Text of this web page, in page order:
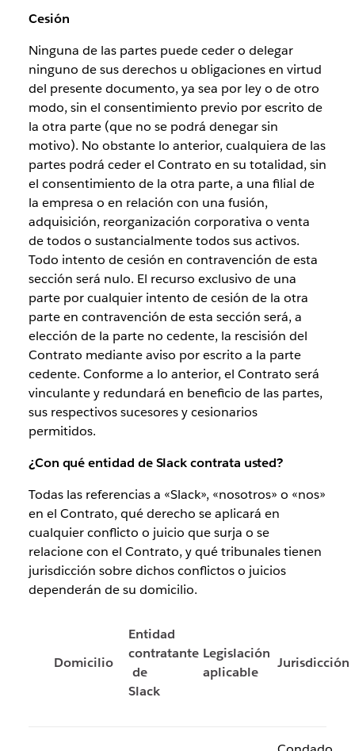
Cesión
Ninguna de las partes puede ceder o delegar
ninguno de sus derechos u obligaciones en virtud
del presente documento, ya sea por ley o de otro
modo, sin el consentimiento previo por escrito de
la otra parte (que no se podrá denegar sin
motivo). No obstante lo anterior, cualquiera de las
partes podrá ceder el Contrato en su totalidad, sin
el consentimiento de la otra parte, a una filial de
la empresa o en relación con una fusión,
adquisición, reorganización corporativa o venta
de todos o sustancialmente todos sus activos.
Todo intento de cesión en contravención de esta
sección será nulo. El recurso exclusivo de una
parte por cualquier intento de cesión de la otra
parte en contravención de esta sección será, a
elección de la parte no cedente, la rescisión del
Contrato mediante aviso por escrito a la parte
cedente. Conforme a lo anterior, el Contrato será
vinculante y redundará en beneficio de las partes,
sus respectivos sucesores y cesionarios
permitidos.
¿Con qué entidad de Slack contrata usted?
Todas las referencias a «Slack», «nosotros» o «nos»
en el Contrato, qué derecho se aplicará en
cualquier conflicto o juicio que surja o se
relacione con el Contrato, y qué tribunales tienen
jurisdicción sobre dichos conflictos o juicios
dependerán de su domicilio.
Domicilio
Entidad
contratante
de
Slack
Legislación
aplicable
Jurisdicción